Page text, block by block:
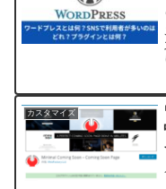
カスタマイズ